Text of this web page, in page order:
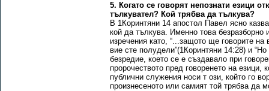
5. Когато се говорят непознати езици
тълкувател? Кой трябва да тълкува?
В 1Коринтяни 14 апостол Павел ясно
кой да тълкува. Именно това безразборно
изречения като, “...защото ще говорите
вие сте полудели”(1Коринтяни 14:28) и
безредие, което се е създавало при
пророчеството пред говоренето на езици,
публични служения носи т ози, който го
произнесеното или самият той трябва да